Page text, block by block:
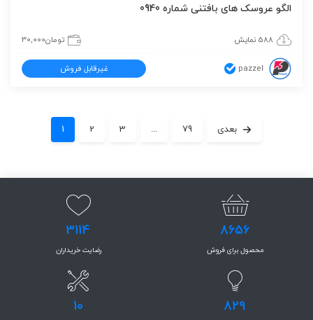
الگو عروسک های بافتنی شماره 0940
588 نمایش تومان30,000
pazzel غیرقابل فروش
1 2 3 ... 79 بعدی
8656
محصول برای فروش
3114
رضایت خریداران
829
10